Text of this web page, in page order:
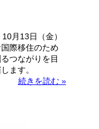
月13日（金）
際移住のため
つながりを目
ます。
続きを読む »